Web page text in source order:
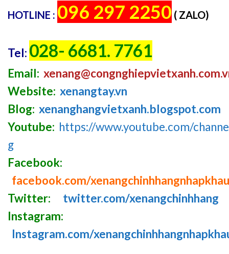
HOTLINE : 096 297 2250 ( ZALO)
Tel: 028- 6681. 7761
Email:
Website: xenangtay.vn
Blog: xenanghangvietxanh.blogspot.com
Youtube: https://www.youtube.com/
g
Facebook:
facebook.com/xenangchinhhangnhapkhau
Twitter:
twitter.com/xenangchinhhang
Instagram:
Instagram.com/